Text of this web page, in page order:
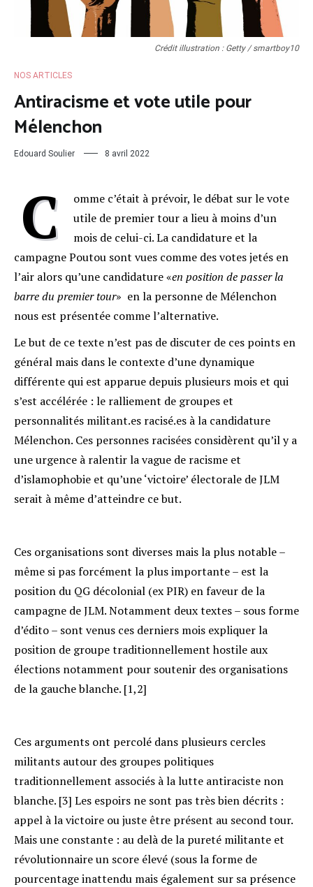
Crédit illustration : Getty / smartboy10
NOS ARTICLES
Antiracisme et vote utile pour
Mélenchon
Edouard Soulier 8 avril 2022
C
omme c’était à prévoir, le débat sur le vote
utile de premier tour a lieu à moins d’un
mois de celui-ci. La candidature et la
campagne Poutou sont vues comme des votes jetés en
l’air alors qu’une candidature «en position de passer la
barre du premier tour» en la personne de Mélenchon
nous est présentée comme l’alternative.
Le but de ce texte n’est pas de discuter de ces points en
général mais dans le contexte d’une dynamique
différente qui est apparue depuis plusieurs mois et qui
s’est accélérée : le ralliement de groupes et
personnalités militant.es racisé.es à la candidature
Mélenchon. Ces personnes racisées considèrent qu’il y a
une urgence à ralentir la vague de racisme et
d’islamophobie et qu’une ‘victoire’ électorale de JLM
serait à même d’atteindre ce but.
Ces organisations sont diverses mais la plus notable –
même si pas forcément la plus importante – est la
position du QG décolonial (ex PIR) en faveur de la
campagne de JLM. Notamment deux textes – sous forme
d’édito – sont venus ces derniers mois expliquer la
position de groupe traditionnellement hostile aux
élections notamment pour soutenir des organisations
de la gauche blanche. [1,2]
Ces arguments ont percolé dans plusieurs cercles
militants autour des groupes politiques
traditionnellement associés à la lutte antiraciste non
blanche. [3] Les espoirs ne sont pas très bien décrits :
appel à la victoire ou juste être présent au second tour.
Mais une constante : au delà de la pureté militante et
révolutionnaire un score élevé (sous la forme de
pourcentage inattendu mais également sur sa présence